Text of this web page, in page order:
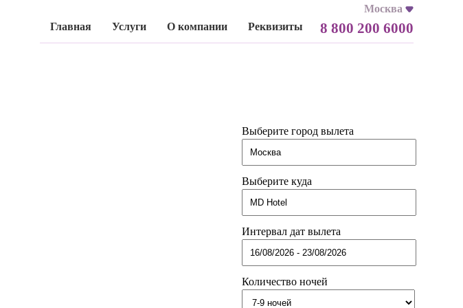
Москва
Главная
Услуги О компании Реквизиты 8 800 200 6000
Выберите город вылета
Выберите куда
Интервал дат вылета
Количество ночей